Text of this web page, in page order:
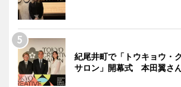
紀尾井町で「トウキョウ・
サロン」開幕式 本田翼さ